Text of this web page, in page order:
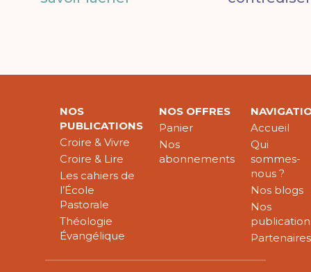
NOS
PUBLICATIONS
Croire & Vivre
Croire & Lire
Les cahiers de
l’École
Pastorale
Théologie
Évangélique
NOS OFFRES
Panier
Nos
abonnements
Accueil
Qui
sommes-
nous ?
Nos blogs
Nos
Partenaires